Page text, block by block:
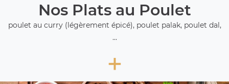
Nos Plats au Poulet
poulet au curry (légèrement épicé), poulet palak, poulet dal,
...
+